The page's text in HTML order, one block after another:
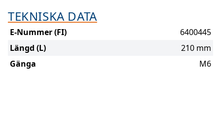
TEKNISKA DATA
E-Nummer (FI)
6400445
Längd (L)
210 mm
Gänga
M6